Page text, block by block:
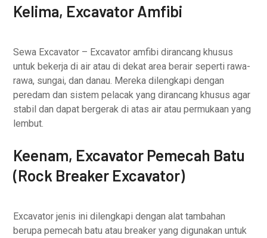
Kelima, Excavator Amfibi
Sewa Excavator – Excavator amfibi dirancang khusus
untuk bekerja di air atau di dekat area berair seperti rawa-
rawa, sungai, dan danau. Mereka dilengkapi dengan
peredam dan sistem pelacak yang dirancang khusus agar
stabil dan dapat bergerak di atas air atau permukaan yang
lembut.
Keenam, Excavator Pemecah Batu
(Rock Breaker Excavator)
Excavator jenis ini dilengkapi dengan alat tambahan
berupa pemecah batu atau breaker yang digunakan untuk